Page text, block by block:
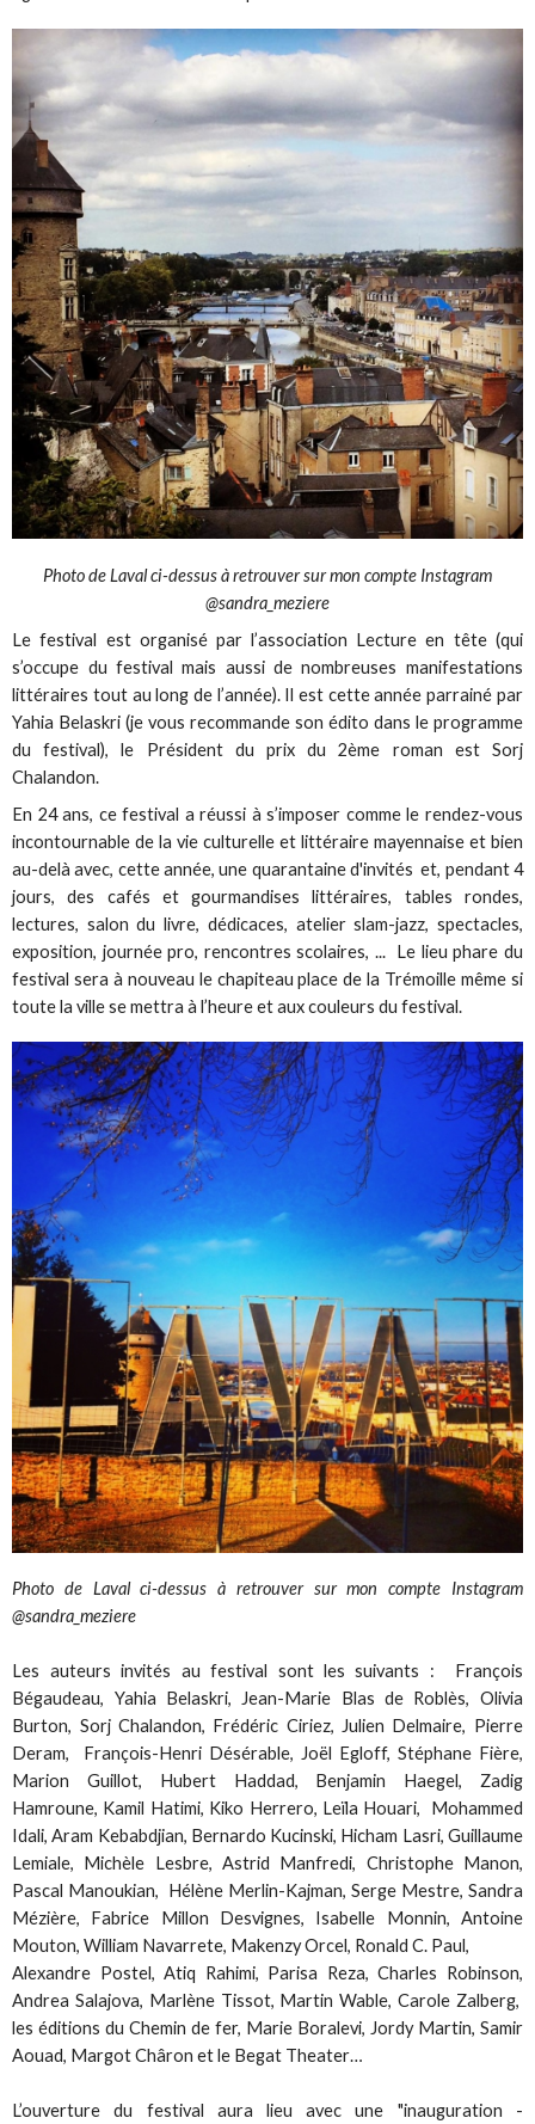
Photo de Laval ci-dessus à retrouver sur mon compte Instagram
@sandra_meziere
Le festival est organisé par l’association Lecture en tête (qui
s’occupe du festival mais aussi de nombreuses manifestations
littéraires tout au long de l’année). Il est cette année parrainé par
Yahia Belaskri (je vous recommande son édito dans le programme
du festival), le Président du prix du 2ème roman est Sorj
Chalandon.
En 24 ans, ce festival a réussi à s’imposer comme le rendez-vous
incontournable de la vie culturelle et littéraire mayennaise et bien
au-delà avec, cette année, une quarantaine d'invités et, pendant 4
jours, des cafés et gourmandises littéraires, tables rondes,
lectures, salon du livre, dédicaces, atelier slam-jazz, spectacles,
exposition, journée pro, rencontres scolaires, ... Le lieu phare du
festival sera à nouveau le chapiteau place de la Trémoille même si
toute la ville se mettra à l’heure et aux couleurs du festival.
Photo de Laval ci-dessus à retrouver sur mon compte Instagram
@sandra_meziere
Les auteurs invités au festival sont les suivants : François
Bégaudeau, Yahia Belaskri, Jean-Marie Blas de Roblès, Olivia
Burton, Sorj Chalandon, Frédéric Ciriez, Julien Delmaire, Pierre
Deram, François-Henri Désérable, Joël Egloff, Stéphane Fière,
Marion Guillot, Hubert Haddad, Benjamin Haegel, Zadig
Hamroune, Kamil Hatimi, Kiko Herrero, Leïla Houari, Mohammed
Idali, Aram Kebabdjian, Bernardo Kucinski, Hicham Lasri, Guillaume
Lemiale, Michèle Lesbre, Astrid Manfredi, Christophe Manon,
Pascal Manoukian, Hélène Merlin-Kajman, Serge Mestre, Sandra
Mézière, Fabrice Millon Desvignes, Isabelle Monnin, Antoine
Mouton, William Navarrete, Makenzy Orcel, Ronald C. Paul,
Alexandre Postel, Atiq Rahimi, Parisa Reza, Charles Robinson,
Andrea Salajova, Marlène Tissot, Martin Wable, Carole Zalberg,
les éditions du Chemin de fer, Marie Boralevi, Jordy Martin, Samir
Aouad, Margot Châron et le Begat Theater…
L’ouverture du festival aura lieu avec une "inauguration -